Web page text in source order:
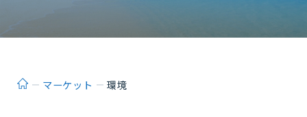
ホームマーケット 環境